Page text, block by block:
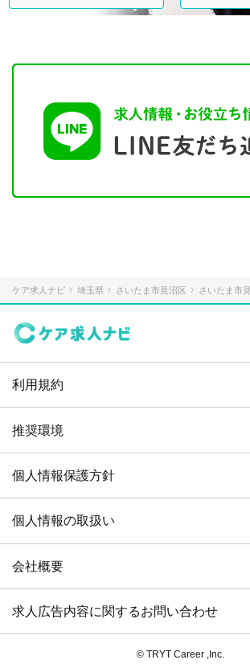
ケア求人ナビ 埼玉県 さいたま市見沼区 さいたま市
利用規約
推奨環境
個人情報保護方針
個人情報の取扱い
会社概要
求人広告内容に関するお問い合わせ
© TRYT Career ,Inc.